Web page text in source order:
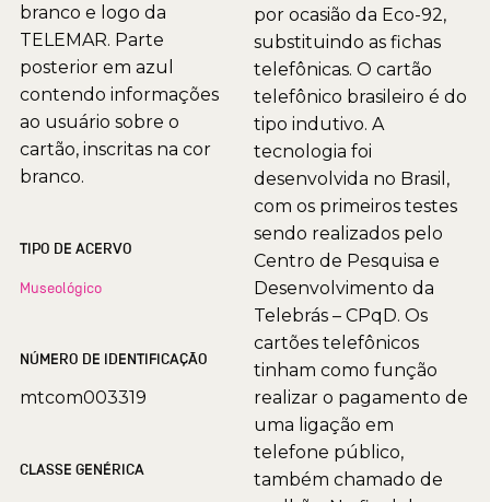
branco e logo da
TELEMAR. Parte
posterior em azul
contendo informações
ao usuário sobre o
cartão, inscritas na cor
branco.
TIPO DE ACERVO
Museológico
NÚMERO DE IDENTIFICAÇÃO
mtcom003319
CLASSE GENÉRICA
por ocasião da Eco-92,
substituindo as fichas
telefônicas. O cartão
telefônico brasileiro é do
tipo indutivo. A
tecnologia foi
desenvolvida no Brasil,
com os primeiros testes
sendo realizados pelo
Centro de Pesquisa e
Desenvolvimento da
Telebrás – CPqD. Os
cartões telefônicos
tinham como função
realizar o pagamento de
uma ligação em
telefone público,
também chamado de